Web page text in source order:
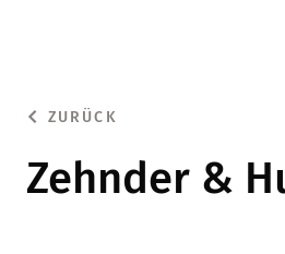
ZURÜCK
Zehnder &